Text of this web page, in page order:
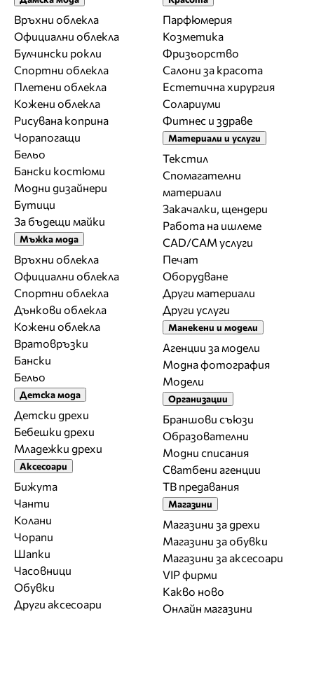
Връхни облекла
Официални облекла
Булчински рокли
Спортни облекла
Плетени облекла
Кожени облекла
Рисувана коприна
Чорапогащи
Бельо
Бански костюми
Модни дизайнери
Бутици
За бъдещи майки
Мъжка мода
Връхни облекла
Официални облекла
Спортни облекла
Дънкови облекла
Кожени облекла
Вратовръзки
Бански
Бельо
Детска мода
Детски дрехи
Бебешки дрехи
Младежки дрехи
Аксесоари
Бижута
Чанти
Колани
Чорапи
Шапки
Часовници
Обувки
Други аксесоари
Парфюмерия
Козметика
Фризьорство
Салони за красота
Естетична хирургия
Солариуми
Фитнес и здраве
Материали и услуги
Текстил
Спомагателни
материали
Закачалки, щендери
Работа на ишлеме
CAD/CAM услуги
Печат
Оборудване
Други материали
Други услуги
Манекени и модели
Агенции за модели
Модна фотография
Модели
Организации
Браншови съюзи
Образователни
Модни списания
Сватбени агенции
ТВ предавания
Магазини
Магазини за дрехи
Магазини за обувки
Магазини за aксесоари
VIP фирми
Какво ново
Онлайн магазини